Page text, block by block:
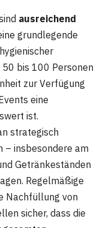
ausreichend
grundlegende
bis 100 Personen
zur Verfügung
eine
ist.
strategisch
insbesondere am
Getränkeständen
Regelmäßige
Nachfüllung von
sicher, dass die